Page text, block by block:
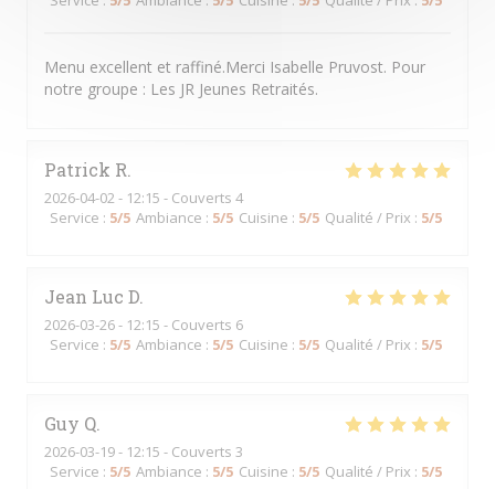
Menu excellent et raffiné.Merci Isabelle Pruvost. Pour
notre groupe : Les JR Jeunes Retraités.
Patrick R
2026-04-02 - 12:15 - Couverts 4
Service : 5/5 Ambiance : 5/5 Cuisine : 5/5 Qualité / Prix : 5/5
Jean Luc D
2026-03-26- 12:15 - Couverts 6
Service : 5/5 Ambiance : 5/5 Cuisine : 5/5 Qualité / Prix : 5/5
Guy Q
2026-03-19- 12:15 - Couverts 3
Service : 5/5 Ambiance : 5/5 Cuisine : 5/5 Qualité / Prix : 5/5